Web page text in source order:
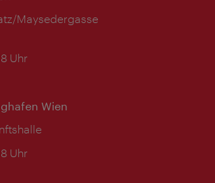
Maysedergasse
Uhr
Wien
Uhr